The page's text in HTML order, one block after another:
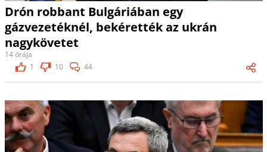
Drón robbant Bulgáriában egy
gázvezetéknél, bekérették az ukrán
nagykövetet
14 órája
1
10 44